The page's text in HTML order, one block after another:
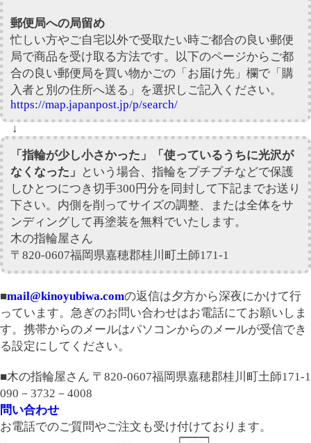
郵便局への局留め
忙しい方やご自宅以外で受取たい時ご都合の良い郵便
局で商品を受け取る方法です。以下のページからご都
合の良い郵便局を買い物かごの「お届け先」欄で「購
入者と別の住所へ送る」を選択しご記入ください。
https://map.japanpost.jp/p/search/
↓
「指輪が少し小さかった」「使っているうちに光沢が
なくなった」
という場合、指輪をプチプチなどで保護
しひとつにつき切手300円分を同封して下記までお送り
下さい。内側を削ってサイズの調整、または全体をサ
ンディングして再塗装を無料でいたします。
木の指輪屋さん
〒820-0607福岡県嘉穂郡桂川町土師171-1
■mail@kinoyubiwa.comの返信は夕方から深夜にかけて行
っています。急ぎのお問い合わせはお電話にてお願いしま
す。携帯からのメールはパソコンからのメールが受信でき
る設定にしてください。
■木の指輪屋さん 〒820-0607福岡県嘉穂郡桂川町土師171-1
090－3732－4008
問い合わせ
お電話でのご質問やご注文も受け付けております。